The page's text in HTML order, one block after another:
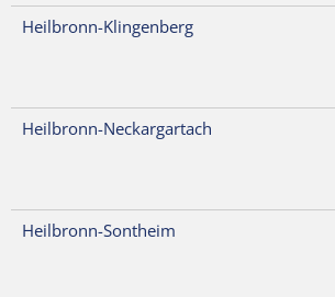
Heilbronn-Klingenberg
Heilbronn-Neckargartach
Heilbronn-Sontheim